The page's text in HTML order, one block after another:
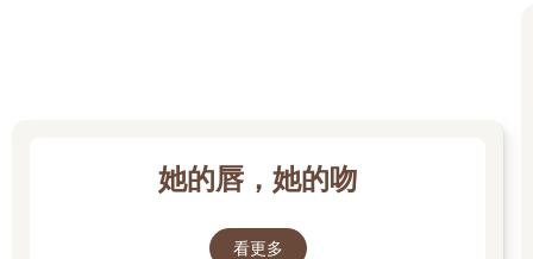
她的唇，她的吻
看更多